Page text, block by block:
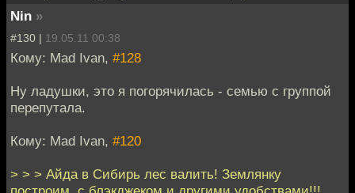
Nin »
#130 | 19.05.11 00:38
Кому: Mad Ivan, #128
Ну ладушки, это я погорячилась - семью с группой
перепутала.
Кому: Mad Ivan, #120
> > > Айда в Сибирь лес валить! Землянку